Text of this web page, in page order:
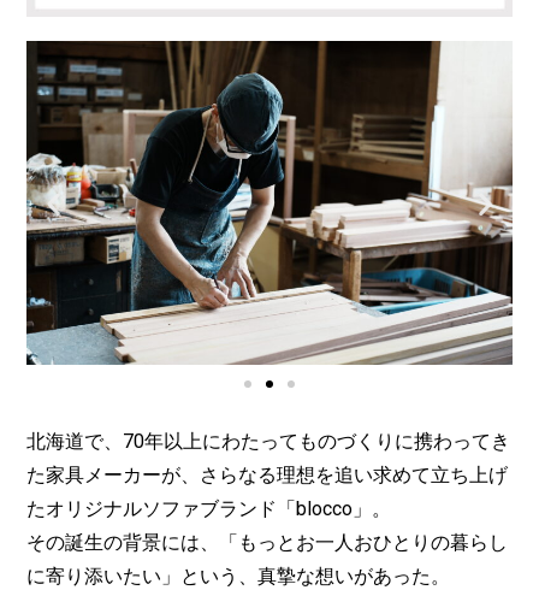
北海道で、70年以上にわたってものづくりに携わってき
た家具メーカーが、さらなる理想を追い求めて立ち上げ
たオリジナルソファブランド「blocco」。
その誕生の背景には、「もっとお一人おひとりの暮らし
に寄り添いたい」という、真摯な想いがあった。